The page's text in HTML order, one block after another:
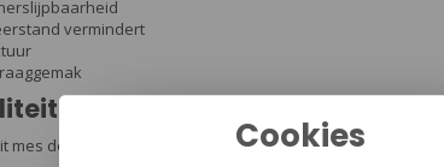
vermindert
mes dezelfde kracht en schoonheid als zijn
Cookies